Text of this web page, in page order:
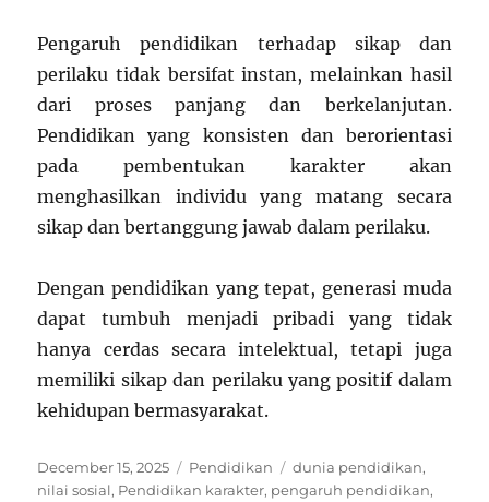
Pengaruh pendidikan terhadap sikap dan
perilaku tidak bersifat instan, melainkan hasil
dari proses panjang dan berkelanjutan.
Pendidikan yang konsisten dan berorientasi
pada pembentukan karakter akan
menghasilkan individu yang matang secara
sikap dan bertanggung jawab dalam perilaku.
Dengan pendidikan yang tepat, generasi muda
dapat tumbuh menjadi pribadi yang tidak
hanya cerdas secara intelektual, tetapi juga
memiliki sikap dan perilaku yang positif dalam
kehidupan bermasyarakat.
Posted
on
December 15, 2025 Categories
Pendidikan Tags
dunia pendidikan,
nilai sosial, Pendidikan karakter, pengaruh pendidikan,